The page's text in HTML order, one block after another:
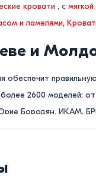
кровати , с
и ламелями,
и
обеспечит
более 2600
Бородян, ИКАМ,
поиск. Позвоните